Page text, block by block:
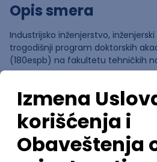
Opis smera
Industrijsko inženjerstvo,
trogodišnji program doktorskih
(180espb) na fakultetu tehničkih
Ocene
Pomozi nam da
ovom